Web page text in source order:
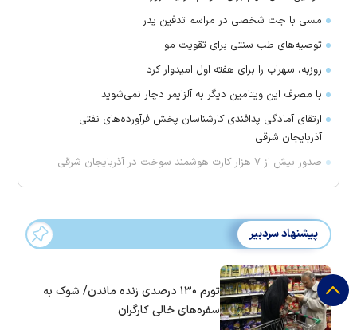
مسی با جت شخصی در مراسم تدفین پدر
توصیه‌های طب سنتی برای تقویت مو
روزبه، سهراب را برای هفته اول امیدوار کرد
با مصرف این ویتامین دیگر به آلزایمر دچار نمی‌شوید
ارتقای آمادگی پدافندی کارشناسان پخش فرآورده‌های نفتی
آذربایجان شرقی
صدور بیش از ۷ هزار کارت هوشمند سوخت در آذربایجان شرقی
پیشنهاد سردبیر
تورم ۱۳۰ درصدی زنده ماندن/ شوک به
سفره‌های خالی کارگران